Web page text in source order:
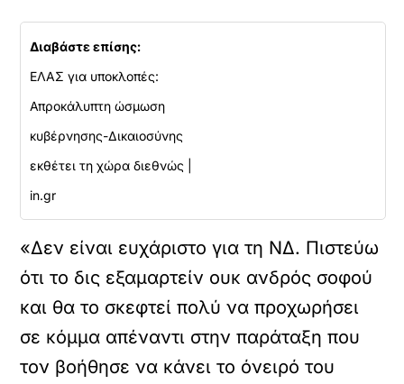
Διαβάστε επίσης:
ΕΛΑΣ για υποκλοπές:
Απροκάλυπτη ώσμωση
κυβέρνησης-Δικαιοσύνης
εκθέτει τη χώρα διεθνώς |
in.gr
«Δεν είναι ευχάριστο για τη ΝΔ. Πιστεύω
ότι το δις εξαμαρτείν ουκ ανδρός σοφού
και θα το σκεφτεί πολύ να προχωρήσει
σε κόμμα απέναντι στην παράταξη που
τον βοήθησε να κάνει το όνειρό του